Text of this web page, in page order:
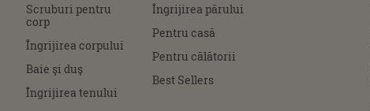
Scruburi pentru
corp
Îngrijirea corpului
Baie şi duş
Îngrijirea tenului
Îngrijirea părului
Pentru casă
Pentru călătorii
Best Sellers